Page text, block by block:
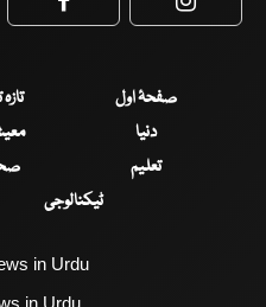
Facebook
صفحۂ اول
دنیا
تعلیم
ٹیکنالوجی
in Urdu
in Urdu